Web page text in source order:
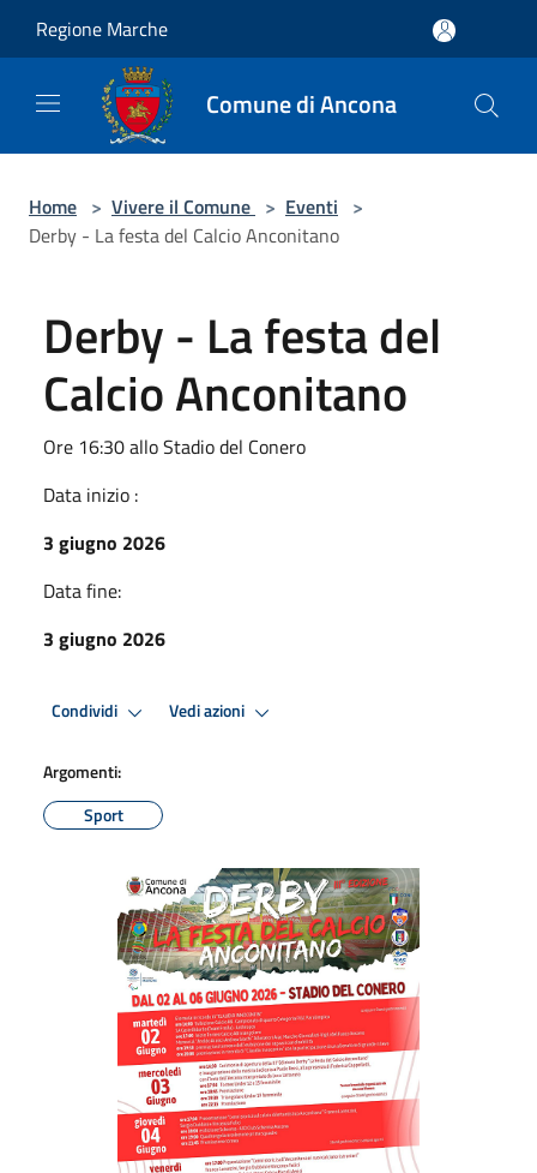
Regione Marche
Comune di Ancona
Home > Vivere il Comune > Eventi >
Derby - La festa del Calcio Anconitano
Derby - La festa del
Calcio Anconitano
Ore 16:30 allo Stadio del Conero
Data inizio :
3 giugno 2026
Data fine:
3 giugno 2026
Condividi Vedi azioni
Argomenti:
Sport